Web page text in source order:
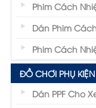
Phim Cách
Dán Phim
Phim Cách
ĐỒ CHƠI PHỤ KIỆN
Dán PPF Cho